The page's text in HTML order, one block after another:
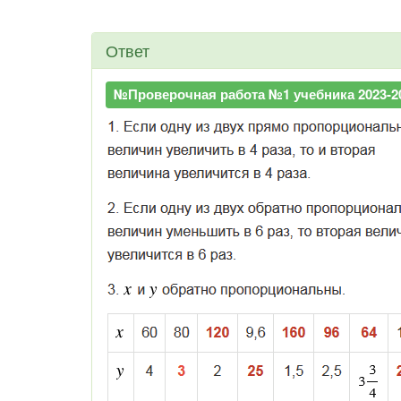
Ответ
№Проверочная работа №1 учебника 2023-